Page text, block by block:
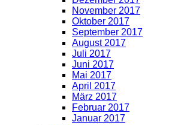
November 2017
Oktober 2017
September 2017
August 2017
Juli 2017
Juni 2017
Mai 2017
April 2017
März 2017
Februar 2017
Januar 2017